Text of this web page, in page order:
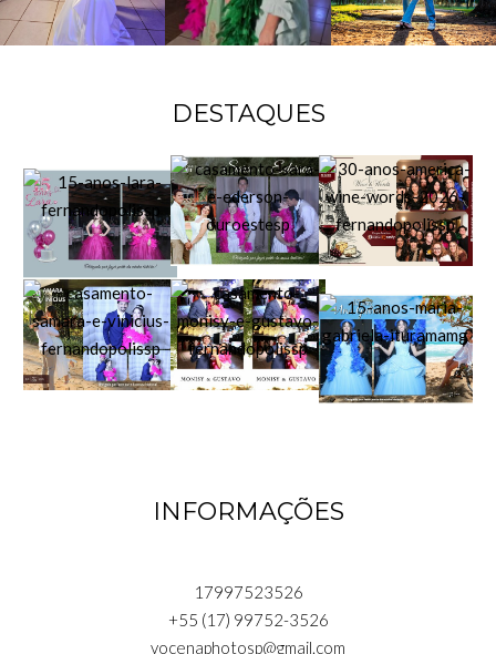
DESTAQUES
INFORMAÇÕES
17997523526
+55 (17) 99752-3526
vocenaphotosp@gmail.com